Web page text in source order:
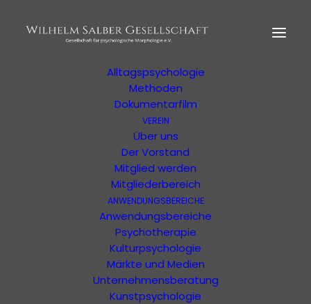
MORPHOLOGIE
Der Begründer
Alltagspsychologie
Methoden
Dokumentarfilm
VEREIN
Über uns
Der Vorstand
Mitglied werden
Mitgliederbereich
ANWENDUNGSBEREICHE
Anwendungsbereiche
Psychotherapie
Kulturpsychologie
Märkte und Medien
Unternehmensberatung
Kunstpsychologie
Ihre Suchergebnisse
Ergebnisse Ihrer Suche oder Ihres Filters